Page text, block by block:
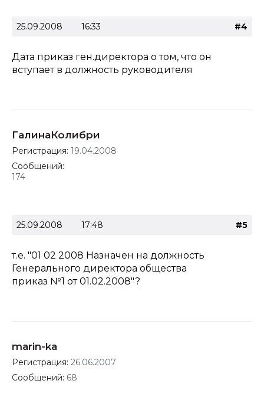
25.09.2008 16:33 #4
Дата приказ ген.директора о том, что он
вступает в должность руководителя
ГалинаКолибри
Регистрация: 19.04.2008
Сообщений:
174
25.09.2008 17:48 #5
т.е. "01 02 2008 Назначен на должность
Генерального директора общества
приказ №1 от 01.02.2008"?
marin-ka
Регистрация: 26.06.2007
Сообщений: 68